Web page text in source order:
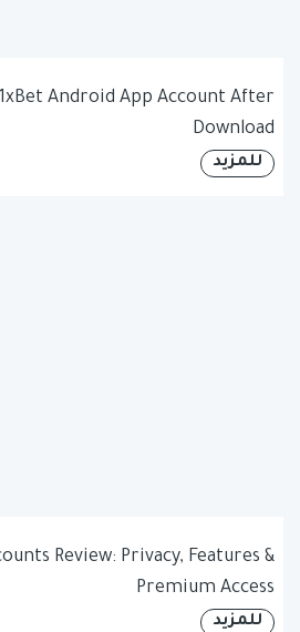
Android App Account After
Download
للمزيد
Review: Privacy, Features &
Premium Access
للمزيد